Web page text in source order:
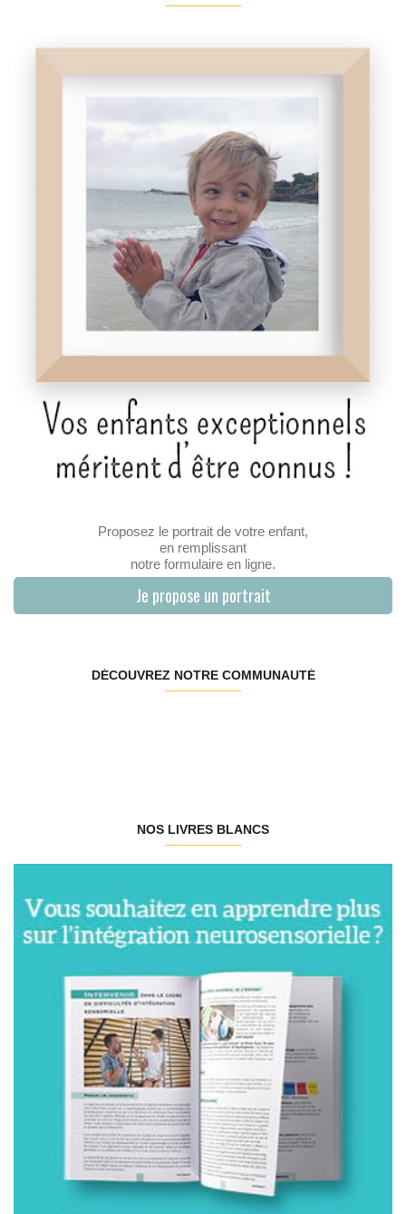
Proposez le portrait de votre enfant,
en remplissant
notre formulaire en ligne.
Je propose un portrait
DÉCOUVREZ NOTRE COMMUNAUTÉ
NOS LIVRES BLANCS